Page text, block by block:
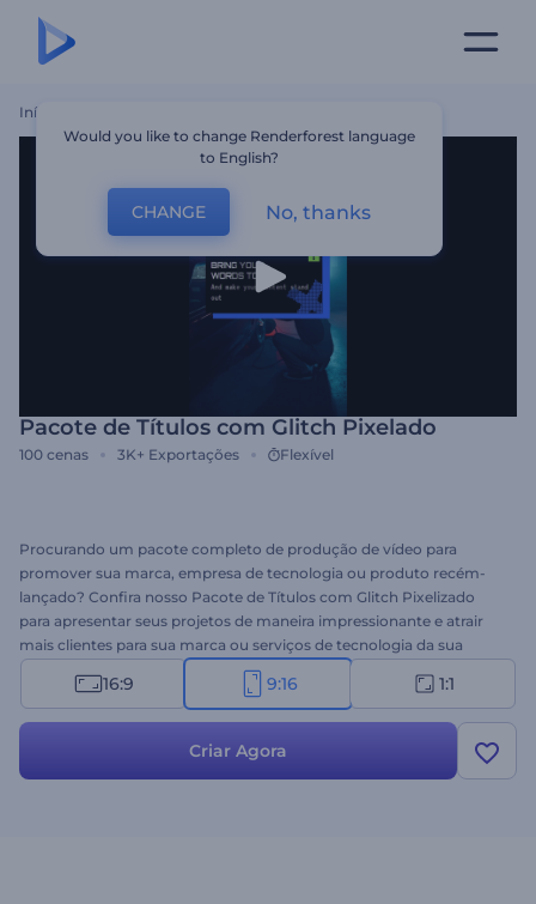
Início
Pacote de Títulos com Glitch Pixelado
100 cenas 3K+ Exportações Flexível
Procurando um pacote completo de produção de vídeo para
promover sua marca, empresa de tecnologia ou produto recém-
lançado? Confira nosso Pacote de Títulos com Glitch Pixelizado
para apresentar seus projetos de maneira impressionante e atrair
mais clientes para sua marca ou serviços de tecnologia da sua
empresa. O pacote apresenta uma vasta combinação dinâmica de
tipografias modernas e transições suaves com glitch, dando uma
combina mais com seu projeto e personalize com suas próprias
imagens, vídeos e textos. Depois, é só selecionar as fontes, uma
16:9 9:16 1:1
Criar Agora
Would you like to change Renderforest language
to English?
CHANGE No, thanks